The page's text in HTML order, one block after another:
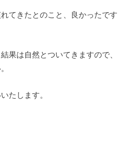
てきたとのこと、良かったです
果は自然とついてきますので、
たします。